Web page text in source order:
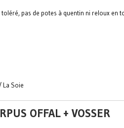
pas de potes à quentin ni reloux en
La Soie
OFFAL + VOSSER